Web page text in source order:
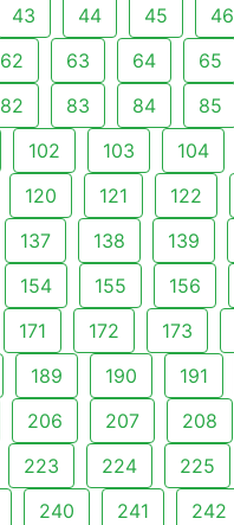
43 44 45 46
62 63 64 65
82 83 84 85
102 103 104
120 121 122
137 138 139
154 155 156
171 172 173
189 190 191
206 207 208
223 224 225
240 241 242